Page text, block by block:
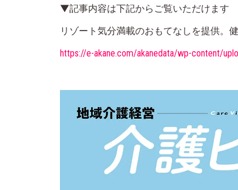
▼記事内容は下記からご覧いただけます
リゾート気分満載のおもてなしを提供。
https://e-akane.com/akanedata/wp-content/